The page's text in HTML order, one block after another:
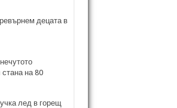
децата в
на 80
лед в горещ